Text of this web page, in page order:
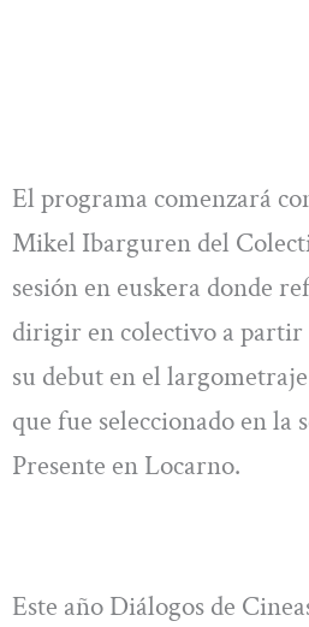
El programa comenzará
Mikel Ibarguren del
sesión en euskera donde
dirigir en colectivo a partir
su debut en el
que fue seleccionado en la
Presente en Locarno.
Este año Diálogos de